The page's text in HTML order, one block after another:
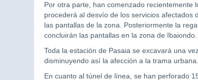
Por otra parte, han comenzado recientemente
procederá al desvío de los servicios afectados
las pantallas de la zona. Posteriormente la
concluirán las pantallas en la zona de Ibaiondo.
Toda la estación de Pasaia se excavará una
disminuyendo así la afección a la trama urbana.
En cuanto al túnel de línea, se han perforado